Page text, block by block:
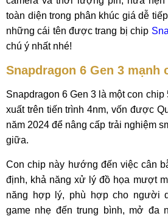
toàn diện trong phân khúc giá dễ
những cái tên được trang bị chip
chú ý nhất nhé!
Snapdragon 6 Gen 3 mạnh
Snapdragon 6 Gen 3 là một con
xuất trên tiến trình 4nm, vốn được
năm 2024 để nâng cấp trải nghiệm
giữa.
Con chip này hướng đến việc cân
định, khả năng xử lý đồ họa mượt
năng hợp lý, phù hợp cho người
game nhẹ đến trung bình, mở đa